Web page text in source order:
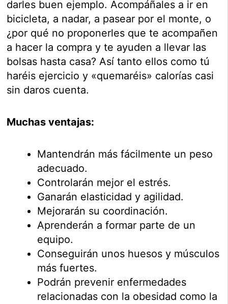
darles buen ejemplo. Acompáñales a ir en
bicicleta, a nadar, a pasear por el monte, o
¿por qué no proponerles que te acompañen
a hacer la compra y te ayuden a llevar las
bolsas hasta casa? Así tanto ellos como tú
haréis ejercicio y «quemaréis» calorías casi
sin daros cuenta.
Muchas ventajas:
Mantendrán más fácilmente un peso
adecuado.
Controlarán mejor el estrés.
Ganarán elasticidad y agilidad.
Mejorarán su coordinación.
Aprenderán a formar parte de un
equipo.
Conseguirán unos huesos y músculos
más fuertes.
Podrán prevenir enfermedades
relacionadas con la obesidad como la